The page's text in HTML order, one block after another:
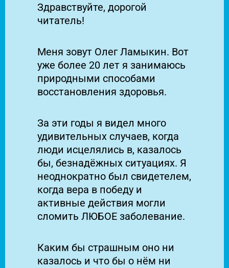
Здравствуйте, дорогой
читатель!
Меня зовут Олег Ламыкин. Вот
уже более 20 лет я занимаюсь
природными способами
восстановления здоровья.
За эти годы я видел много
удивительных случаев, когда
люди исцелялись в, казалось
бы, безнадёжных ситуациях. Я
неоднократно был свидетелем,
когда вера в победу и
активные действия могли
сломить ЛЮБОЕ заболевание.
Каким бы страшным оно ни
казалось и что бы о нём ни